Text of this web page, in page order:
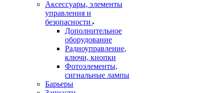
Аксессуары, элементы
управления и
безопасности
Дополнительное
оборудование
Радиоуправление,
ключи, кнопки
Фотоэлементы,
сигнальные лампы
Барьеры